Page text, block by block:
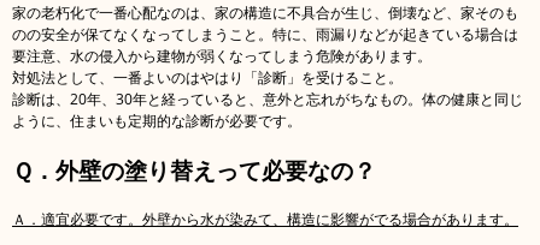
家の老朽化で一番心配なのは、家の構造に不具合が生じ、倒壊など、家そのも
のの安全が保てなくなってしまうこと。特に、雨漏りなどが起きている場合は
要注意、水の侵入から建物が弱くなってしまう危険があります。
対処法として、一番よいのはやはり「診断」を受けること。
診断は、20年、30年と経っていると、意外と忘れがちなもの。体の健康と同じ
ように、住まいも定期的な診断が必要です。
Ｑ．外壁の塗り替えって必要なの？
Ａ．適宜必要です。外壁から水が染みて、構造に影響がでる場合があります。